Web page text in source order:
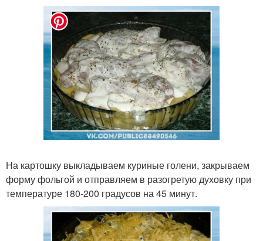
На картошку выкладываем куриные голени, закрываем
форму фольгой и отправляем в разогретую духовку при
температуре 180-200 градусов на 45 минут.